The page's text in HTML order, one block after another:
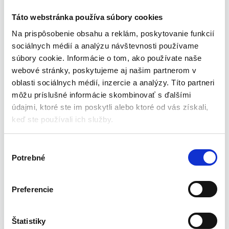
Táto webstránka používa súbory cookies
Na prispôsobenie obsahu a reklám, poskytovanie funkcií
sociálnych médií a analýzu návštevnosti používame
súbory cookie. Informácie o tom, ako používate naše
webové stránky, poskytujeme aj našim partnerom v
oblasti sociálnych médií, inzercie a analýzy. Títo partneri
môžu príslušné informácie skombinovať s ďalšími
údajmi, ktoré ste im poskytli alebo ktoré od vás získali,
keď ste používali ich služby.
Potrebné
Preferencie
Štatistiky
rám vám umožňuje parenisko ľahko premiestniť. Kryt je vyrobený
z vystuženého polyetylénu odolného voči UV žiareniu s hustotou
140 g / m . Udržuje rastliny organizované a prehľadné pomocou 3
políc na stenách. Rastliny sú ľahko prístupné cez centrálny otvor,
ktorý viete jednoducho zrolovať a uzavrieť. Materiál: PE
Práškovaný kov, Plastová PE folia – ø kovového rámu: 16 mm –
Rozmery: 69 x 49 x 128 cm.
Technické parametre:
Dĺžka (cm): 49
Pareniská
záhradné
fóliovníky,Záhradné pareniská Strend Pro